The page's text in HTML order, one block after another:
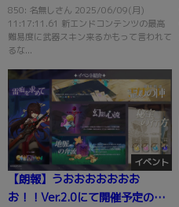
ね？
850: 名無しさん 2025/06/09(月)
11:17:11.61 新エンドコンテンツの最高
難易度に武器スキン来るかもって言われて
るな...
イベント
【朗報】うおおおおおおお
お！！Ver.2.0にて開催予定のイ